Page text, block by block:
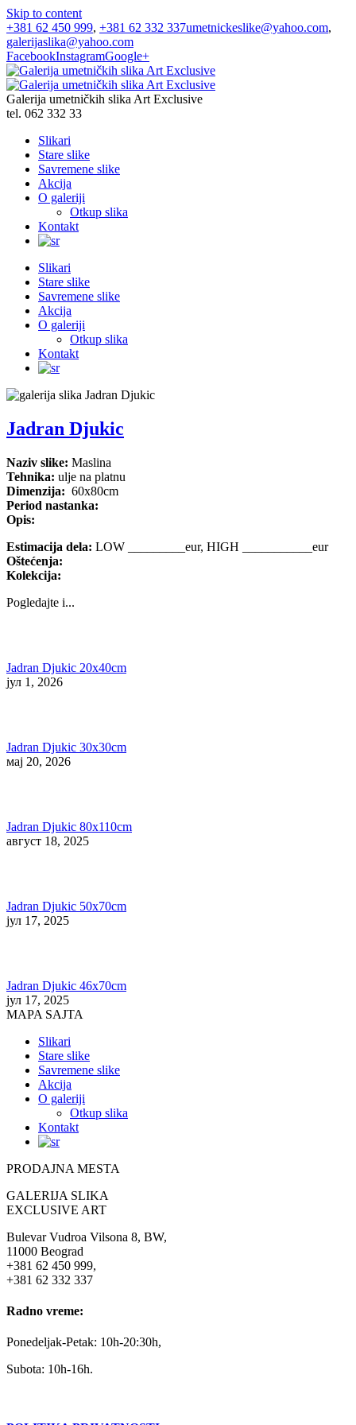
Skip to content
+381 62 450 999, +381 62 332 337umetnickeslike@yahoo.com,
galerijaslika@yahoo.com
FacebookInstagramGoogle+
Galerija umetničkih slika Art Exclusive
tel. 062 332 33
Slikari
Stare slike
Savremene slike
Akcija
O galeriji
Otkup slika
Kontakt
Slikari
Stare slike
Savremene slike
Akcija
O galeriji
Otkup slika
Kontakt
Jadran Djukic
Naziv slike: Maslina
Tehnika: ulje na platnu
Dimenzija: 60x80cm
Period nastanka:
Opis:
Estimacija dela: LOW _________eur, HIGH ___________eur
Oštećenja:
Kolekcija:
Pogledajte i...
Jadran Djukic 20x40cm
јул 1, 2026
Jadran Djukic 30x30cm
мај 20, 2026
Jadran Djukic 80x110cm
август 18, 2025
Jadran Djukic 50x70cm
јул 17, 2025
Jadran Djukic 46x70cm
јул 17, 2025
MAPA SAJTA
Slikari
Stare slike
Savremene slike
Akcija
O galeriji
Otkup slika
Kontakt
PRODAJNA MESTA
GALERIJA SLIKA
EXCLUSIVE ART
Bulevar Vudroa Vilsona 8, BW,
11000 Beograd
+381 62 450 999,
+381 62 332 337
Radno vreme:
Ponedeljak-Petak: 10h-20:30h,
Subota: 10h-16h.